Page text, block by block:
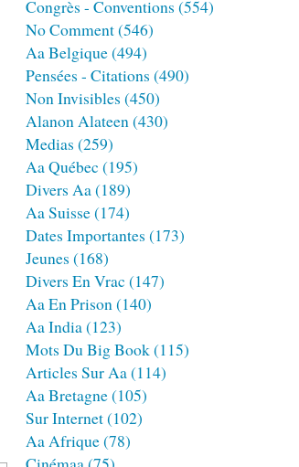
Congrès - Conventions (554)
No Comment(546)
Aa Belgique(494)
Pensées - Citations (490)
Non Invisibles (450)
Alanon Alateen(430)
Medias (259)
Aa Québec (195)
Divers Aa(189)
Aa Suisse(174)
Dates Importantes (173)
Jeunes (168)
Divers En Vrac (147)
Aa En Prison(140)
Aa India(123)
Mots Du Big Book(115)
Articles Sur Aa(114)
Aa Bretagne(105)
Sur Internet(102)
Aa Afrique(78)